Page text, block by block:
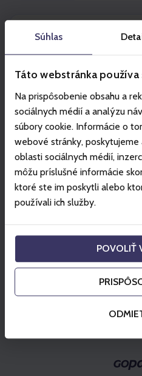
Súhlas
Táto webstránka
Na prispôsobenie obsahu a
sociálnych médií a analýzu
súbory cookie. Informácie o
webové stránky,
oblasti sociálnych médií,
môžu príslušné informácie
ktoré ste im poskytli alebo
používali ich služby.
POVOLIŤ
Kattintson a
Kiválaszt
Kiválaszt
Kiválaszt
Kosárba helyez